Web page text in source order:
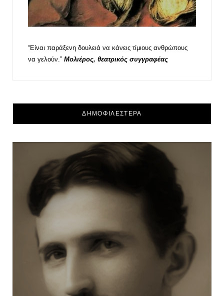
“Είναι παράξενη δουλειά να κάνεις τίμιους ανθρώπους
να γελούν.” Μολιέρος, θεατρικός συγγραφέας
ΔΗΜΟΦΙΛΕΣΤΕΡΑ